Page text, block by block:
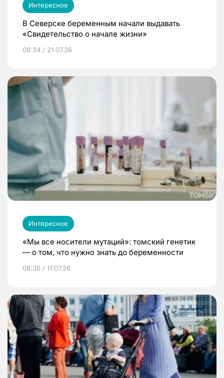
Интересное
В Северске беременным начали выдавать
«Свидетельство о начале жизни»
09:34 / 21.07.26
Интересное
«Мы все носители мутаций»: томский генетик
— о том, что нужно знать до беременности
08:30 / 17.07.26